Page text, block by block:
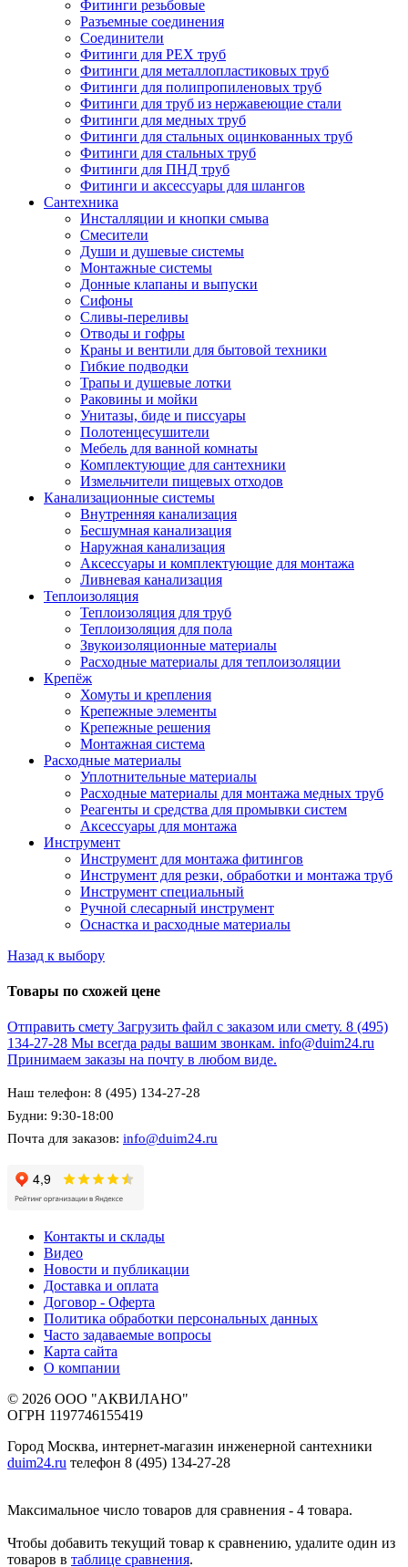
Фитинги резьбовые
Разъемные соединения
Соединители
Фитинги для PEX труб
Фитинги для металлопластиковых труб
Фитинги для полипропиленовых труб
Фитинги для труб из нержавеющие стали
Фитинги для медных труб
Фитинги для стальных оцинкованных труб
Фитинги для стальных труб
Фитинги для ПНД труб
Фитинги и аксессуары для шлангов
Сантехника
Инсталляции и кнопки смыва
Смесители
Души и душевые системы
Монтажные системы
Донные клапаны и выпуски
Сифоны
Сливы-переливы
Отводы и гофры
Краны и вентили для бытовой техники
Гибкие подводки
Трапы и душевые лотки
Раковины и мойки
Унитазы, биде и писсуары
Полотенцесушители
Мебель для ванной комнаты
Комплектующие для сантехники
Измельчители пищевых отходов
Канализационные системы
Внутренняя канализация
Бесшумная канализация
Наружная канализация
Аксессуары и комплектующие для монтажа
Ливневая канализация
Теплоизоляция
Теплоизоляция для труб
Теплоизоляция для пола
Звукоизоляционные материалы
Расходные материалы для теплоизоляции
Крепёж
Хомуты и крепления
Крепежные элементы
Крепежные решения
Монтажная система
Расходные материалы
Уплотнительные материалы
Расходные материалы для монтажа медных труб
Реагенты и средства для промывки систем
Аксессуары для монтажа
Инструмент
Инструмент для монтажа фитингов
Инструмент для резки, обработки и монтажа труб
Инструмент специальный
Ручной слесарный инструмент
Оснастка и расходные материалы
Назад к выбору
Товары по схожей цене
Отправить смету Загрузить файл с заказом или смету. 8 (495)
134-27-28 Мы всегда рады вашим звонкам. info@duim24.ru
Принимаем заказы на почту в любом виде.
Наш телефон: 8 (495) 134-27-28
Будни: 9:30-18:00
Почта для заказов: info@duim24.ru
Контакты и склады
Видео
Новости и публикации
Доставка и оплата
Договор - Оферта
Политика обработки персональных данных
Часто задаваемые вопросы
Карта сайта
О компании
© 2026 ООО "АКВИЛАНО"
ОГРН 1197746155419
Город Москва, интернет-магазин инженерной сантехники
duim24.ru телефон 8 (495) 134-27-28
Максимальное число товаров для сравнения - 4 товара.
Чтобы добавить текущий товар к сравнению, удалите один из
товаров в таблице сравнения.